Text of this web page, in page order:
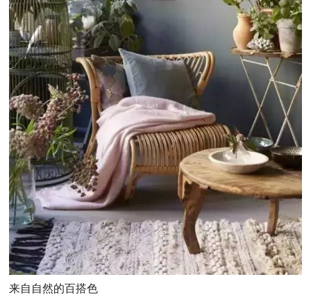
来自自然的百搭色